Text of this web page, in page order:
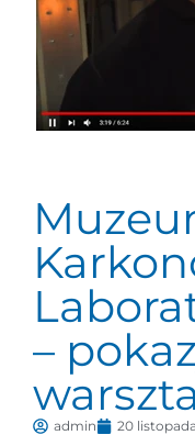
–
admin 20